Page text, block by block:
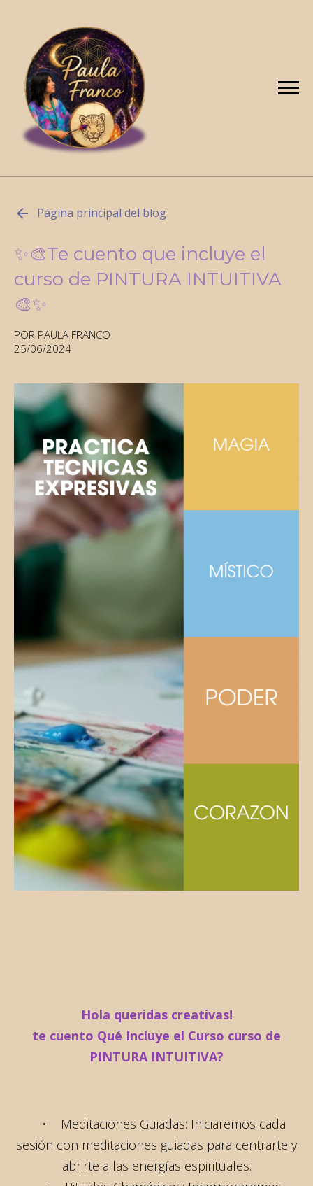
Página principal del blog
✨🎨Te cuento que incluye el
curso de PINTURA INTUITIVA
🎨✨
POR PAULA FRANCO
25/06/2024
Hola queridas creativas!
te cuento Qué Incluye el Curso curso de
PINTURA INTUITIVA?
• Meditaciones Guiadas: Iniciaremos cada
sesión con meditaciones guiadas para centrarte y
abrirte a las energías espirituales.